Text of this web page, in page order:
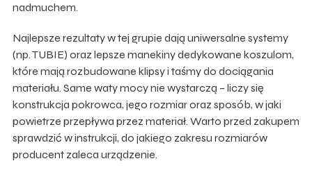
nadmuchem.
Najlepsze rezultaty w tej grupie dają uniwersalne systemy
(np. TUBIE) oraz lepsze manekiny dedykowane koszulom,
które mają rozbudowane klipsy i taśmy do dociągania
materiału. Same waty mocy nie wystarczą – liczy się
konstrukcja pokrowca, jego rozmiar oraz sposób, w jaki
powietrze przepływa przez materiał. Warto przed zakupem
sprawdzić w instrukcji, do jakiego zakresu rozmiarów
producent zaleca urządzenie.